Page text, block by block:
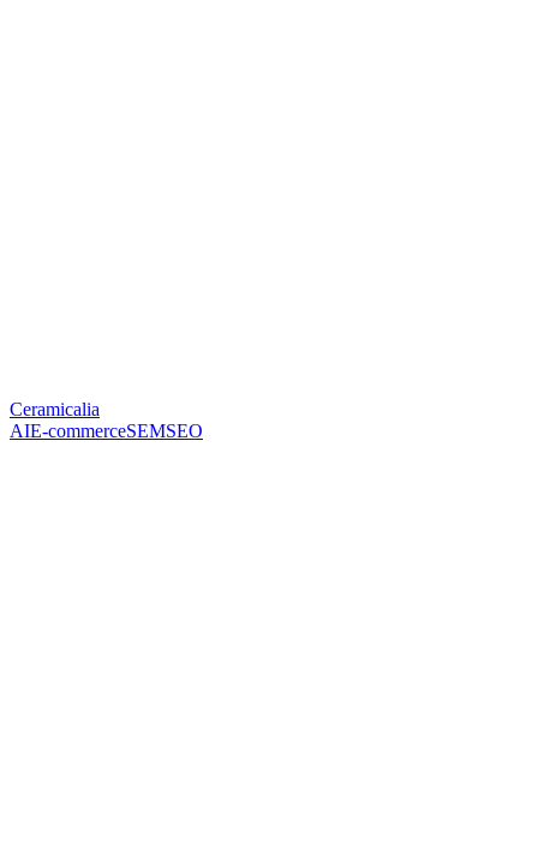
Ceramicalia
AIE-commerceSEMSEO